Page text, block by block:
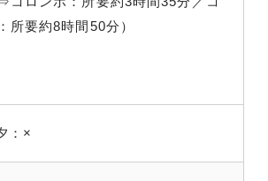
所要約8時間50分）
：×